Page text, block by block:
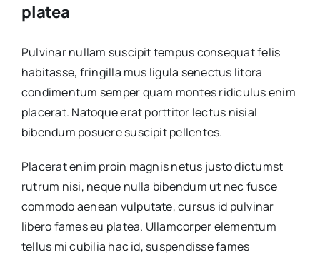
platea
Pulvinar nullam suscipit tempus consequat felis
habitasse, fringilla mus ligula senectus litora
condimentum semper quam montes ridiculus enim
placerat. Natoque erat porttitor lectus nisial
bibendum posuere suscipit pellentes.
Placerat enim proin magnis netus justo dictumst
rutrum nisi, neque nulla bibendum ut nec fusce
commodo aenean vulputate, cursus id pulvinar
libero fames eu platea. Ullamcorper elementum
tellus mi cubilia hac id, suspendisse fames